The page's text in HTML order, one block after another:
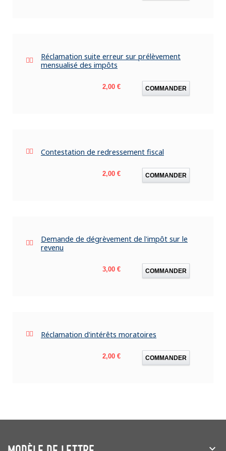
Réclamation suite erreur sur prélèvement
mensualisé des impôts
Prix
2,00 € COMMANDER
Contestation de redressement fiscal
Prix
2,00 € COMMANDER
Demande de dégrèvement de l'impôt sur le
revenu
Prix
3,00 € COMMANDER
Réclamation d'intérêts moratoires
Prix
2,00 € COMMANDER